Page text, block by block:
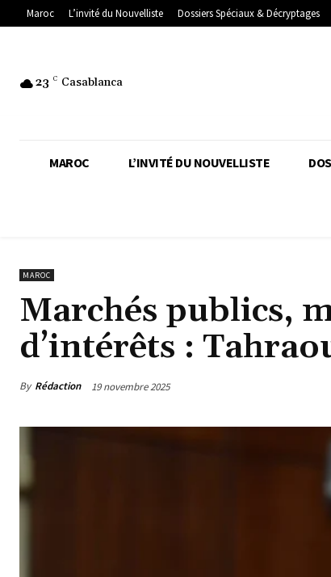
Maroc L’invité du Nouvelliste Dossiers Spéciaux & Décryptages
23 C Casablanca
MAROC L’INVITÉ DU NOUVELLISTE
MAROC
Marchés publics,
d’intérêts :
By Rédaction 19 novembre 2025